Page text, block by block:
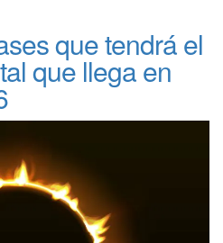
que tendrá el
que llega en